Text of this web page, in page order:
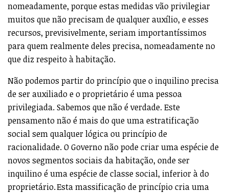
nomeadamente, porque estas medidas vão privilegiar
muitos que não precisam de qualquer auxílio, e esses
recursos, previsivelmente, seriam importantíssimos
para quem realmente deles precisa, nomeadamente no
que diz respeito à habitação.
Não podemos partir do princípio que o inquilino precisa
de ser auxiliado e o proprietário é uma pessoa
privilegiada. Sabemos que não é verdade. Este
pensamento não é mais do que uma estratificação
social sem qualquer lógica ou princípio de
racionalidade. O Governo não pode criar uma espécie de
novos segmentos sociais da habitação, onde ser
inquilino é uma espécie de classe social, inferior à do
proprietário. Esta massificação de princípio cria uma